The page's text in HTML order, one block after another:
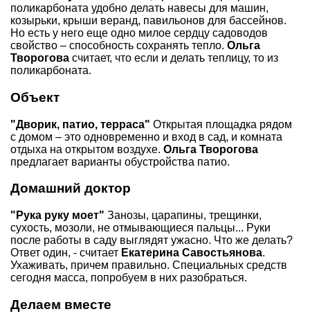
поликарбоната удобно делать навесы для машин,
козырьки, крыши веранд, павильонов для бассейнов.
Но есть у него еще одно милое сердцу садоводов
свойство – способность сохранять тепло. Ольга
Творогова считает, что если и делать теплицу, то из
поликарбоната.
Объект
"Дворик, патио, терраса" Открытая площадка рядом
с домом – это одновременно и вход в сад, и комната
отдыха на открытом воздухе. Ольга Творогова
предлагает варианты обустройства патио.
Домашний доктор
"Рука руку моет" Занозы, царапины, трещинки,
сухость, мозоли, не отмывающиеся пальцы... Руки
после работы в саду выглядят ужасно. Что же делать?
Ответ один, - считает Екатерина Савостьянова.
Ухаживать, причем правильно. Специальных средств
сегодня масса, попробуем в них разобраться.
Делаем вместе